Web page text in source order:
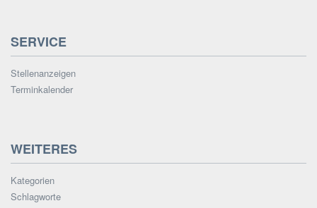
SERVICE
Stellenanzeigen
Terminkalender
WEITERES
Kategorien
Schlagworte